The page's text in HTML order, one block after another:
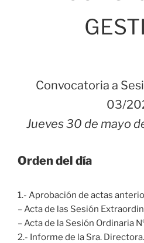
Convocatoria a
03/
Jueves 30 de mayo
Orden del día
1.- Aprobación de actas
– Acta de las Sesión
– Acta de la Sesión Ordinaria
2.- Informe de la Sra. Directora.